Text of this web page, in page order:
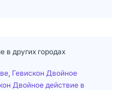
в других городах
Гевискон Двойное
Двойное действие в